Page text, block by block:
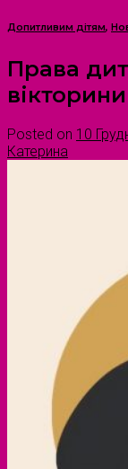
Допитливим дітям,
Права
Posted on 10
Катерина